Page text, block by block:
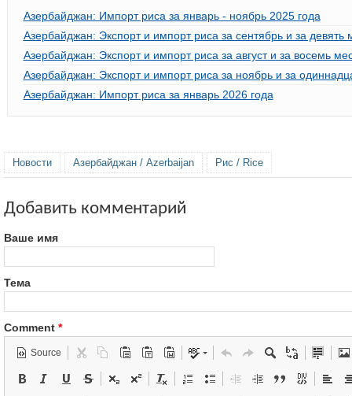
Азербайджан: Импорт риса за январь - ноябрь 2025 года
Азербайджан: Экспорт и импорт риса за сентябрь и за девять
Азербайджан: Экспорт и импорт риса за август и за восемь
Азербайджан: Экспорт и импорт риса за ноябрь и за
Азербайджан: Импорт риса за январь 2026 года
Новости Азербайджан / Azerbaijan Рис / Rice
Добавить комментарий
Ваше имя
Тема
Comment *
Source